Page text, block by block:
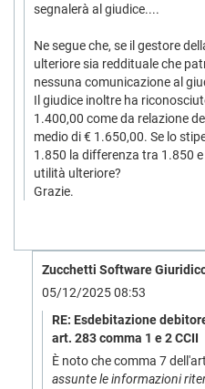
segnalerà al giudice....
Ne segue che, se il gestore
ulteriore sia reddituale che
nessuna comunicazione al
Il giudice inoltre ha
1.400,00 come da relazione
medio di € 1.650,00. Se lo
1.850 la differenza tra 1.850
utilità ulteriore?
Grazie.
Zucchetti Software
05/12/2025 08:53
RE: Esdebitazione
art. 283 comma 1 e 2 CCII
È noto che comma 7
assunte le informazioni